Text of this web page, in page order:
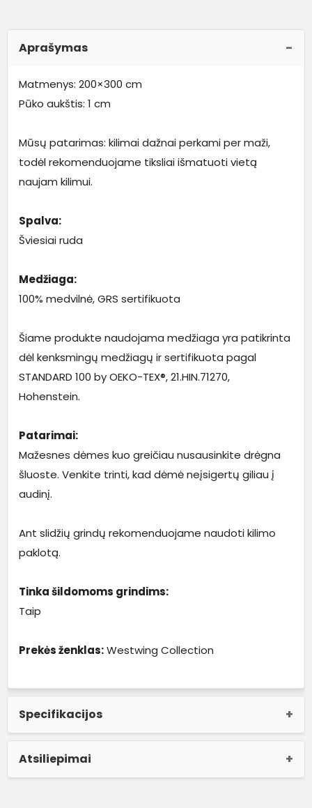
Aprašymas
Matmenys: 200×300 cm
Pūko aukštis: 1 cm
Mūsų patarimas: kilimai dažnai perkami per maži,
todėl rekomenduojame tiksliai išmatuoti vietą
naujam kilimui.
Spalva:
Šviesiai ruda
Medžiaga:
100% medvilnė, GRS sertifikuota
Šiame produkte naudojama medžiaga yra patikrinta
dėl kenksmingų medžiagų ir sertifikuota pagal
STANDARD 100 by OEKO-TEX®, 21.HIN.71270,
Hohenstein.
Patarimai:
Mažesnes dėmes kuo greičiau nusausinkite drėgna
šluoste. Venkite trinti, kad dėmė neįsigertų giliau į
audinį.
Ant slidžių grindų rekomenduojame naudoti kilimo
paklotą.
Tinka šildomoms grindims:
Taip
Prekės ženklas:Westwing Collection
Specifikacijos
Atsiliepimai